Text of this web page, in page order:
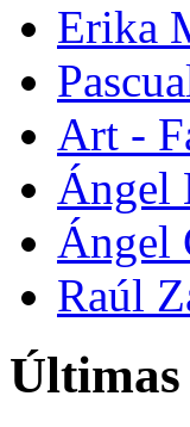
Erika
Art -
Ángel
Ángel
Raúl
Últimas